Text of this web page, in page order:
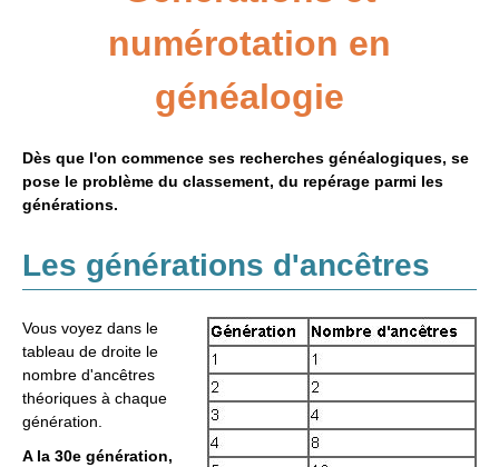
Adresses
Généalogie et Histoire
Généalogie à l'étranger
numérotation en
généalogie
Dès que l'on commence ses recherches généalogiques, se
pose le problème du classement, du repérage parmi les
générations.
Les générations d'ancêtres
Vous voyez dans le
tableau de droite le
nombre d'ancêtres
théoriques à chaque
génération.
A la 30e génération,